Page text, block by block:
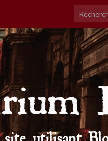
Search for: